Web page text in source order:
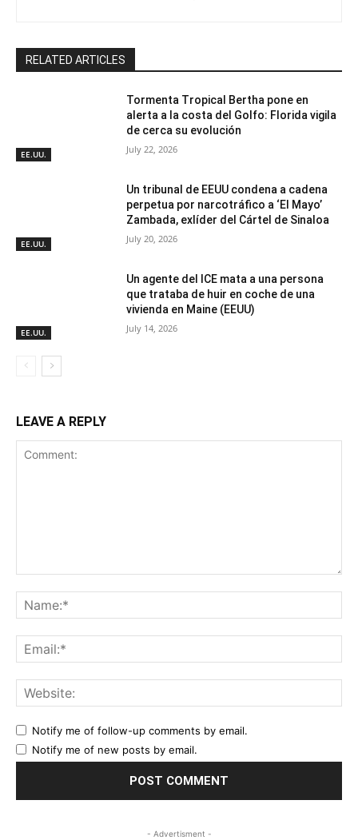
RELATED ARTICLES
EE.UU.
Tormenta Tropical Bertha pone en
alerta a la costa del Golfo: Florida vigila
de cerca su evolución
July 22, 2026
EE.UU.
Un tribunal de EEUU condena a cadena
perpetua por narcotráfico a ‘El Mayo’
Zambada, exlíder del Cártel de Sinaloa
July 20, 2026
EE.UU.
Un agente del ICE mata a una persona
que trataba de huir en coche de una
vivienda en Maine (EEUU)
July 14, 2026
LEAVE A REPLY
Notify me of follow-up comments by email.
Notify me of new posts by email.
- Advertisment -